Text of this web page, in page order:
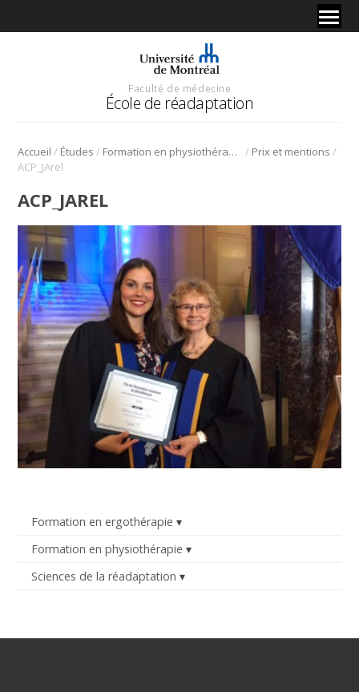
Faculté de médecine
École de réadaptation
Accueil / Études / Formation en physiothérapie / Prix et mentions /
ACP_JArel
Formation en ergothérapie
Formation en physiothérapie
Sciences de la réadaptation
ACP_JAREL